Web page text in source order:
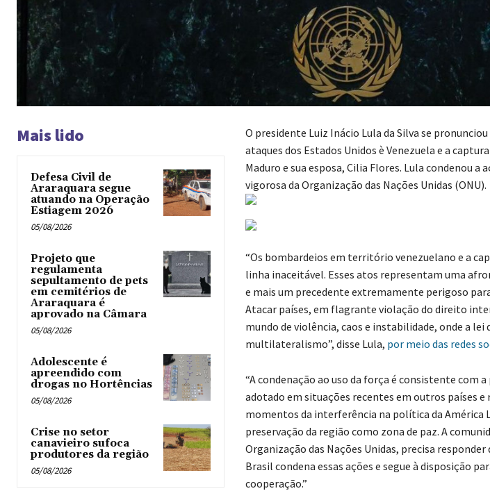
Mais lido
Defesa Civil de
Araraquara segue
atuando na Operação
Estiagem 2026
05/08/2026
Projeto que
regulamenta
sepultamento de pets
em cemitérios de
Araraquara é
aprovado na Câmara
05/08/2026
Adolescente é
apreendido com
drogas no Hortências ‎
05/08/2026
Crise no setor
canavieiro sufoca
produtores da região
05/08/2026
O presidente Luiz Inácio Lula da Silva se
ataques dos Estados Unidos è Venezuela e a
Maduro e sua esposa, Cilia Flores. Lula condenou
vigorosa da Organização das Nações Unidas (ONU).
“Os bombardeios em território venezuelano e a
linha inaceitável. Esses atos representam uma
e mais um precedente extremamente perigoso
Atacar países, em flagrante violação do direito
mundo de violência, caos e instabilidade, onde a
multilateralismo”, disse Lula, por meio das redes
“A condenação ao uso da força é consistente com
adotado em situações recentes em outros países e
momentos da interferência na política da América
preservação da região como zona de paz. A
Organização das Nações Unidas, precisa
Brasil condena essas ações e segue à disposição
cooperação.”